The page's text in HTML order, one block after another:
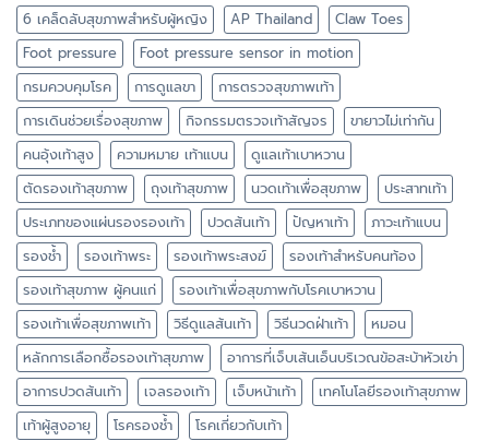
6 เคล็ดลับสุขภาพสำหรับผู้หญิง AP Thailand
Claw Toes
Foot pressure
Foot pressure sensor in motion
กรมควบคุมโรค
การดูแลขา
การตรวจสุขภาพเท้า
การเดินช่วยเรื่องสุขภาพ
กิจกรรมตรวจเท้าสัญจร
ขายาวไม่เท่ากัน
คนอุ้งเท้าสูง
ความหมาย เท้าแบน
ดูแลเท้าเบาหวาน
ตัดรองเท้าสุขภาพ
ถุงเท้าสุขภาพ นวดเท้าเพื่อสุขภาพ
ประสาทเท้า
ประเภทของแผ่นรองรองเท้า
ปวดส้นเท้า ปัญหาเท้า
ภาวะเท้าแบน
รองช้ำ
รองเท้าพระ รองเท้าพระสงฆ์
รองเท้าสำหรับคนท้อง
รองเท้าสุขภาพ ผู้คนแก่
รองเท้าเพื่อสุขภาพกับโรคเบาหวาน
รองเท้าเพื่อสุขภาพเท้า
วิธีดูแลส้นเท้า วิธีนวดฝ่าเท้า
หมอน
หลักการเลือกซื้อรองเท้าสุขภาพ
อาการที่เจ็บเส้นเอ็นบริเวณข้อสะบ้าหัวเข่า
อาการปวดส้นเท้า
เจลรองเท้า เจ็บหน้าเท้า
เทคโนโลยีรองเท้าสุขภาพ
เท้าผู้สูงอายุ
โรครองช้ำ
โรคเกี่ยวกับเท้า